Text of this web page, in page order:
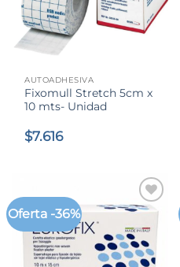
AUTOADHESIVA
Fixomull Stretch 5cm x
10 mts- Unidad
$7.616
Oferta -36%